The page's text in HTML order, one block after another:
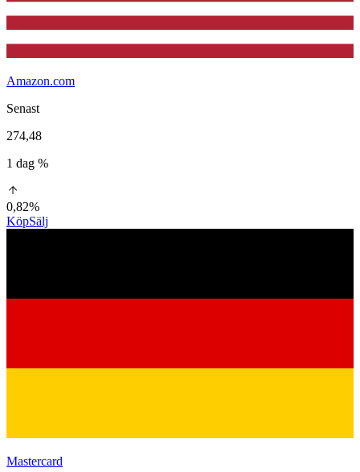
Amazon.com
Senast
274,48
1 dag %
0,82%
KöpSälj
Mastercard